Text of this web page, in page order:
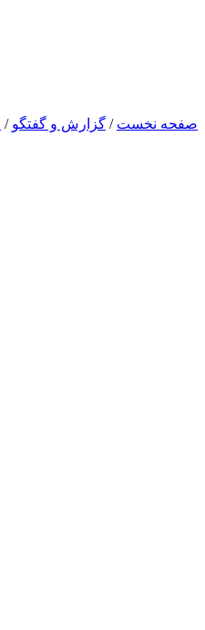
صفحه نخست / گزارش و گفتگو /